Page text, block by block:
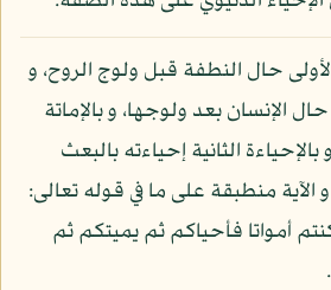
حال النطفة قبل ولوج الروح، و
الإنسان بعد ولوجها، و بالإماتة
و بالإحياءة الثانية إحياءته بالبعث
الآية منطبقة على ما في قوله تعالى:
أمواتا فأحياكم ثم يميتكم ثم